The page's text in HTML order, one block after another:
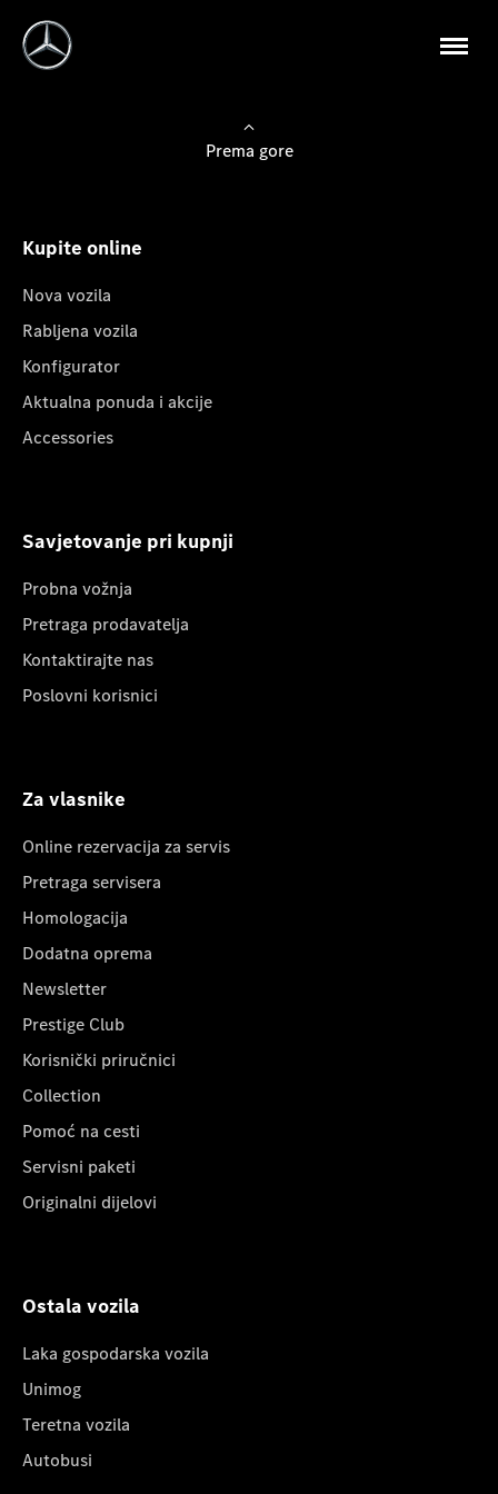
Prema gore
Kupite online
Nova vozila
Rabljena vozila
Konfigurator
Aktualna ponuda i akcije
Accessories
Savjetovanje pri kupnji
Probna vožnja
Pretraga prodavatelja
Kontaktirajte nas
Poslovni korisnici
Za vlasnike
Online rezervacija za servis
Pretraga servisera
Homologacija
Dodatna oprema
Newsletter
Prestige Club
Korisnički priručnici
Collection
Pomoć na cesti
Servisni paketi
Originalni dijelovi
Ostala vozila
Laka gospodarska vozila
Unimog
Teretna vozila
Autobusi